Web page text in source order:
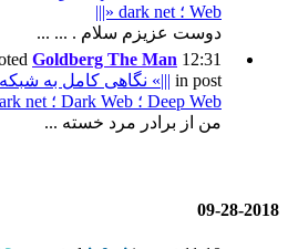
Successful Manquoted
|||» نگاهی کامل به شبکه جهانی وب : Surface Web ؛